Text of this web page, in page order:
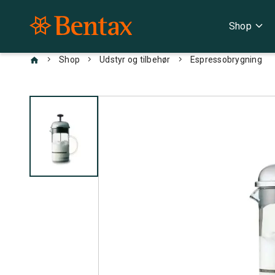
Shop expand_more
chevron_right Shop chevron_right Udstyr og tilbehør chevron_right Espressobrygning